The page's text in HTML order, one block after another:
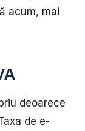
acum, mai
deoarece
de e-